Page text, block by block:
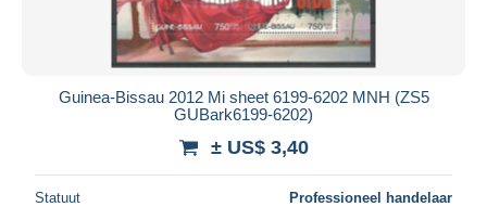
Guinea-Bissau 2012 Mi sheet 6199-6202 MNH (ZS5
GUBark6199-6202)
± US$ 3,40
Statuut Professioneel handelaar